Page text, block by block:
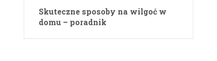
Skuteczne sposoby na wilgoć w
domu – poradnik